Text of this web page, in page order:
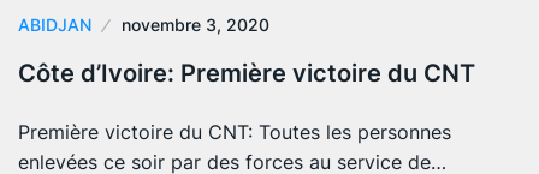
ABIDJAN novembre 3, 2020
Côte d’Ivoire: Première victoire du CNT
Première victoire du CNT: Toutes les personnes
enlevées ce soir par des forces au service de…